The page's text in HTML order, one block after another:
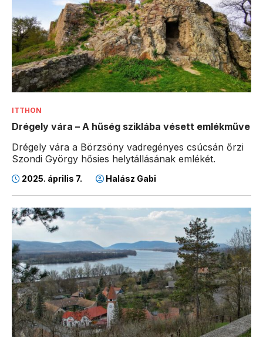
ITTHON
Drégely vára – A hűség sziklába vésett emlékműve
Drégely vára a Börzsöny vadregényes csúcsán őrzi
Szondi György hősies helytállásának emlékét.
2025. április 7. Halász Gabi